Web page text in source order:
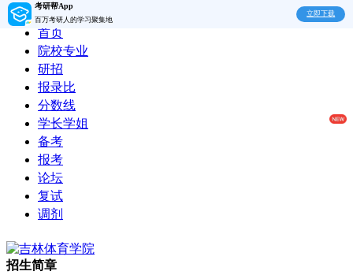
考研帮App
百万考研人的学习聚集地
立即下载
首页
院校专业
研招
报录比
分数线
学长学姐
备考
报考
论坛
复试
调剂
招生简章